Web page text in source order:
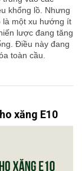
khổng lồ. Nhưng
là một xu hướng ít
lược đang tăng
Điều này đang
toàn cầu.
xăng E10